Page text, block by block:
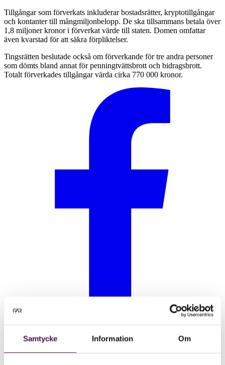
Samtycke Information Om
Tillgångar som förverkats inkluderar bostadsrätter, kryptotillgångar
och kontanter till mångmiljonbelopp. De ska tillsammans betala över
1,8 miljoner kronor i förverkat värde till staten. Domen omfattar
även kvarstad för att säkra förpliktelser.
Tingsrätten beslutade också om förverkande för tre andra personer
som dömts bland annat för penningtvättsbrott och bidragsbrott.
Totalt förverkades tillgångar värda cirka 770 000 kronor.